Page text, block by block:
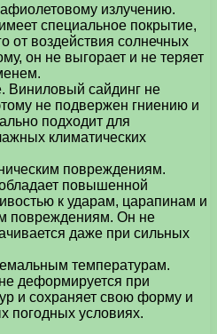
излучению.
специальное покрытие,
от воздействия солнечных
он не выгорает и не теряет
Виниловый сайдинг не
не подвержен гниению и
подходит для
климатических
повреждениям.
повышенной
к ударам, царапинам и
повреждениям. Он не
даже при сильных
температурам.
деформируется при
и сохраняет свою форму и
погодных условиях.